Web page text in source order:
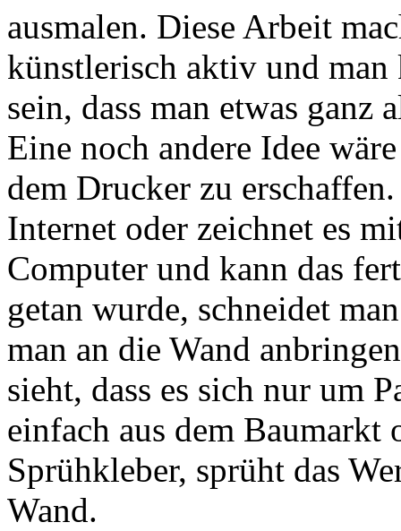
ausmalen. Diese Arbeit
künstlerisch aktiv und man
sein, dass man etwas ganz
Eine noch andere Idee
dem Drucker zu
Internet oder zeichnet es
Computer und kann das
getan wurde, schneidet
man an die Wand
sieht, dass es sich nur um
einfach aus dem Baumarkt
Sprühkleber, sprüht das
Wand.